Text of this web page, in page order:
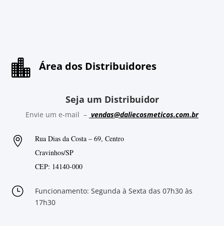
 Área dos Distribuidores
Seja um Distribuidor
Envie um e-mail – vendas@daliecosmeticos.com.br

Rua Dias da Costa – 69, Centro
Cravinhos/SP
CEP: 14140-000
}
Funcionamento: Segunda à Sexta das 07h30 às
17h30